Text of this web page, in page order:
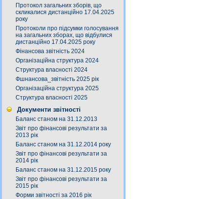
Протокол загальних зборів, що
скликалися дистанційно 17.04.2025
року
Протоколи про підсумки голосування
на загальних зборах, що відбулися
дистанційно 17.04.2025 року
Фінансова звітність 2024
Організаційна структура 2024
Структура власності 2024
Фшнансова_звітність 2025 рік
Організаційна структура 2025
Структура власності 2025
Документи звітності
Баланс станом на 31.12.2013
Звіт про фінансові результати за
2013 рік
Баланс станом на 31.12.2014 року
Звіт про фінансові результати за
2014 рік
Баланс станом на 31.12.2015 року
Звіт про фінансові результати за
2015 рік
Форми звітності за 2016 рік